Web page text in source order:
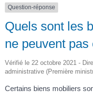
Question-réponse
Quels sont les
ne peuvent
Vérifié le 22 octobre 2021 -
administrative (Première
Certains biens mobiliers